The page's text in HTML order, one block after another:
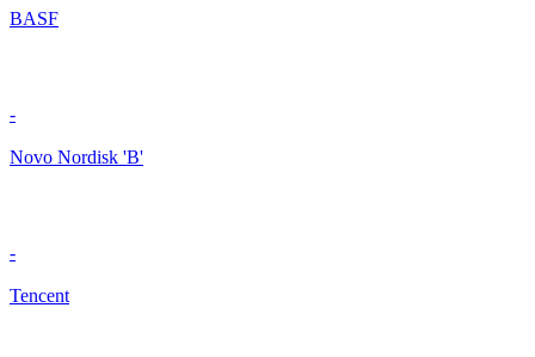
BASF
-
Novo Nordisk 'B'
-
Tencent